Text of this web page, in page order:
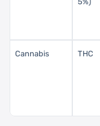
Cannabis THC